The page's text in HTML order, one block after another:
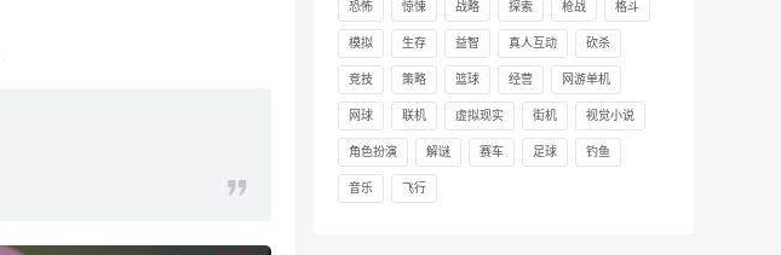
恐怖 惊悚 战略 探索 枪战 格斗
模拟 生存 益智 真人互动 砍杀
竞技 策略 篮球 经营 网游单机
网球 联机 虚拟现实 街机 视觉小说
角色扮演 解谜 赛车 足球 钓鱼
音乐 飞行